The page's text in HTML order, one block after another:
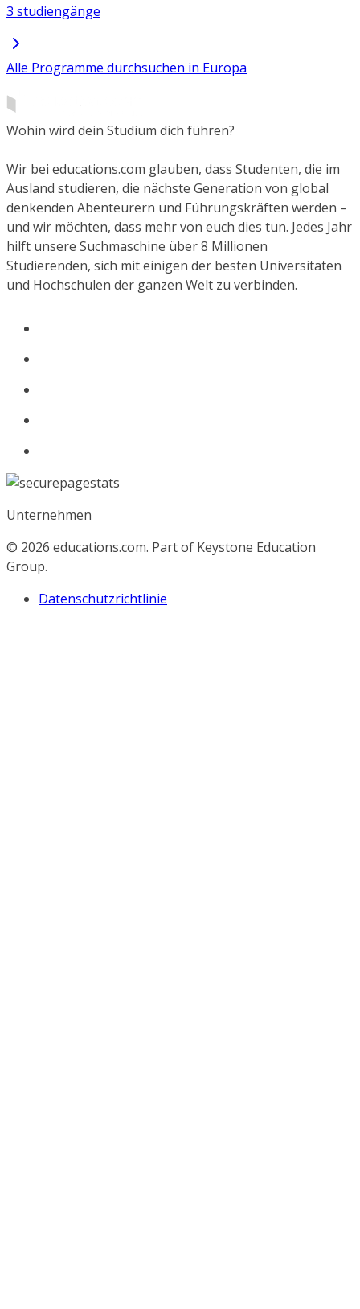
3 studiengänge
Alle Programme durchsuchen in Europa
Wohin wird dein Studium dich führen?
Wir bei educations.com glauben, dass Studenten, die im
Ausland studieren, die nächste Generation von global
denkenden Abenteurern und Führungskräften werden –
und wir möchten, dass mehr von euch dies tun. Jedes Jahr
hilft unsere Suchmaschine über 8 Millionen
Studierenden, sich mit einigen der besten Universitäten
und Hochschulen der ganzen Welt zu verbinden.
Unternehmen
© 2026 educations.com. Part of Keystone Education
Group.
Datenschutzrichtlinie